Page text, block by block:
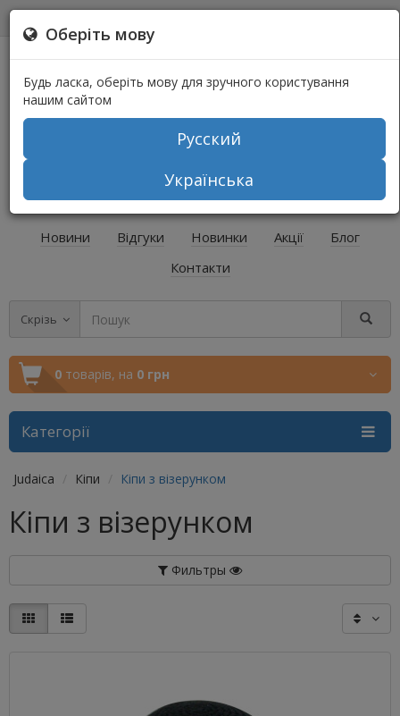
+38 (067) 541-64-04
+38 (073) 541-64-04
Новини Відгуки Новинки Акції
Блог
Контакти
Скрізь
0 товарів, на 0 грн
Категорії
Оберіть мову
Будь ласка, оберіть мову для зручного користування
нашим сайтом
Русский
Українська
Judaica Кіпи Кіпи з візерунком
Кіпи з візерунком
Фильтры